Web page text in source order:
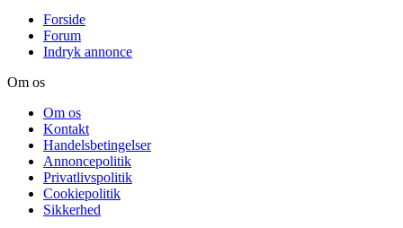
Forside
Forum
Indryk annonce
Om os
Om os
Kontakt
Handelsbetingelser
Annoncepolitik
Privatlivspolitik
Cookiepolitik
Sikkerhed